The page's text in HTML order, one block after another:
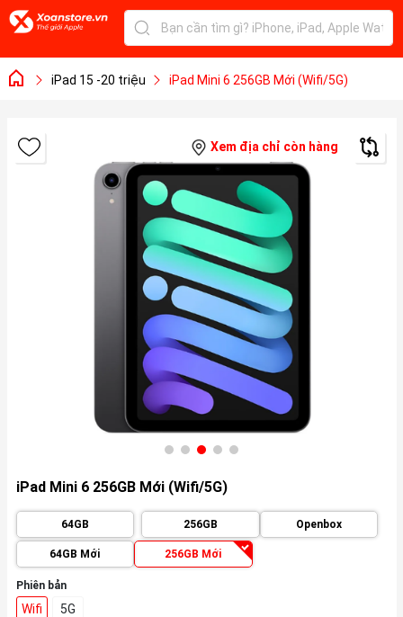
iPad 15 -20 triệu iPad Mini 6 256GB Mới (Wifi/5G)
Xem địa chỉ còn hàng
iPad Mini 6 256GB Mới (Wifi/5G)
64GB 256GB Openbox
64GB Mới 256GB Mới
Phiên bản
Wifi 5G